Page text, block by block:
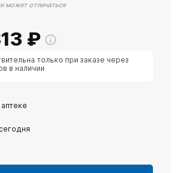
может отличаться
₽
только при заказе через
в наличии